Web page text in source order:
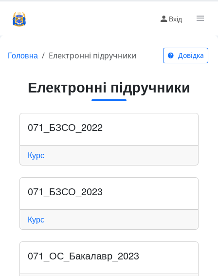
Вхід
Головна Електронні підручники Довідка
Електронні підручники
071_БЗСО_2022
Курс
071_БЗСО_2023
Курс
071_ОС_Бакалавр_2023